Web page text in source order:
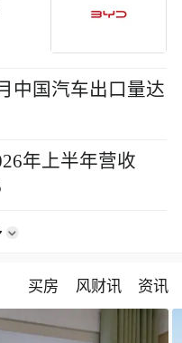
中国汽车出口量达
年上半年营收
买房 风财讯 资讯